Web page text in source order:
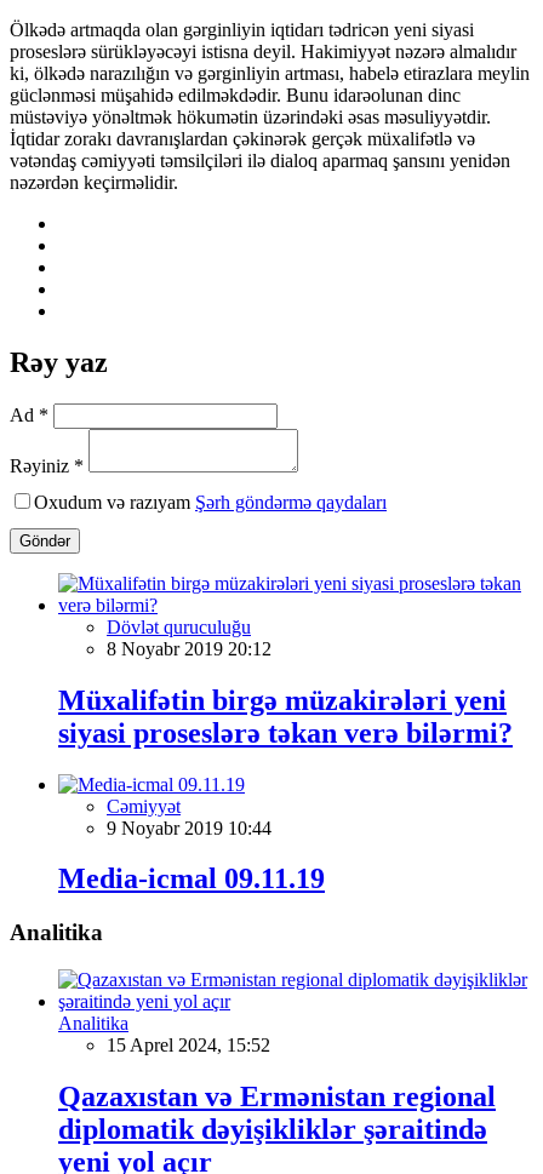
Ölkədə artmaqda olan gərginliyin iqtidarı tədricən yeni siyasi
proseslərə sürükləyəcəyi istisna deyil. Hakimiyyət nəzərə almalıdır
ki, ölkədə narazılığın və gərginliyin artması, habelə etirazlara meylin
güclənməsi müşahidə edilməkdədir. Bunu idarəolunan dinc
müstəviyə yönəltmək hökumətin üzərindəki əsas məsuliyyətdir.
İqtidar zorakı davranışlardan çəkinərək gerçək müxalifətlə və
vətəndaş cəmiyyəti təmsilçiləri ilə dialoq aparmaq şansını yenidən
nəzərdən keçirməlidir.
Rəy yaz
Ad *
Rəyiniz *
Oxudum və razıyam Şərh göndərmə qaydaları
Göndər
Dövlət quruculuğu
8 Noyabr 2019 20:12
Müxalifətin birgə müzakirələri yeni
siyasi proseslərə təkan verə bilərmi?
Cəmiyyət
9 Noyabr 2019 10:44
Media-icmal 09.11.19
Analitika
Analitika
15 Aprel 2024, 15:52
Qazaxıstan və Ermənistan regional
diplomatik dəyişikliklər şəraitində
yeni yol açır